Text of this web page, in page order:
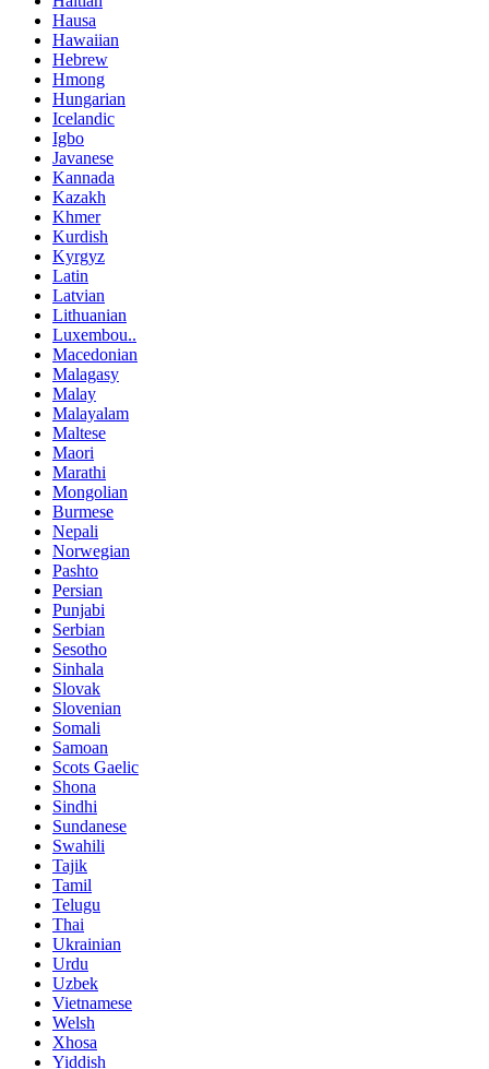
Hausa
Hawaiian
Hebrew
Hmong
Hungarian
Icelandic
Igbo
Javanese
Kannada
Kazakh
Khmer
Kurdish
Kyrgyz
Latin
Latvian
Lithuanian
Luxembou..
Macedonian
Malagasy
Malay
Malayalam
Maltese
Maori
Marathi
Mongolian
Burmese
Nepali
Norwegian
Pashto
Persian
Punjabi
Serbian
Sesotho
Sinhala
Slovak
Slovenian
Somali
Samoan
Scots Gaelic
Shona
Sindhi
Sundanese
Swahili
Tajik
Tamil
Telugu
Thai
Ukrainian
Urdu
Uzbek
Vietnamese
Welsh
Xhosa
Yiddish